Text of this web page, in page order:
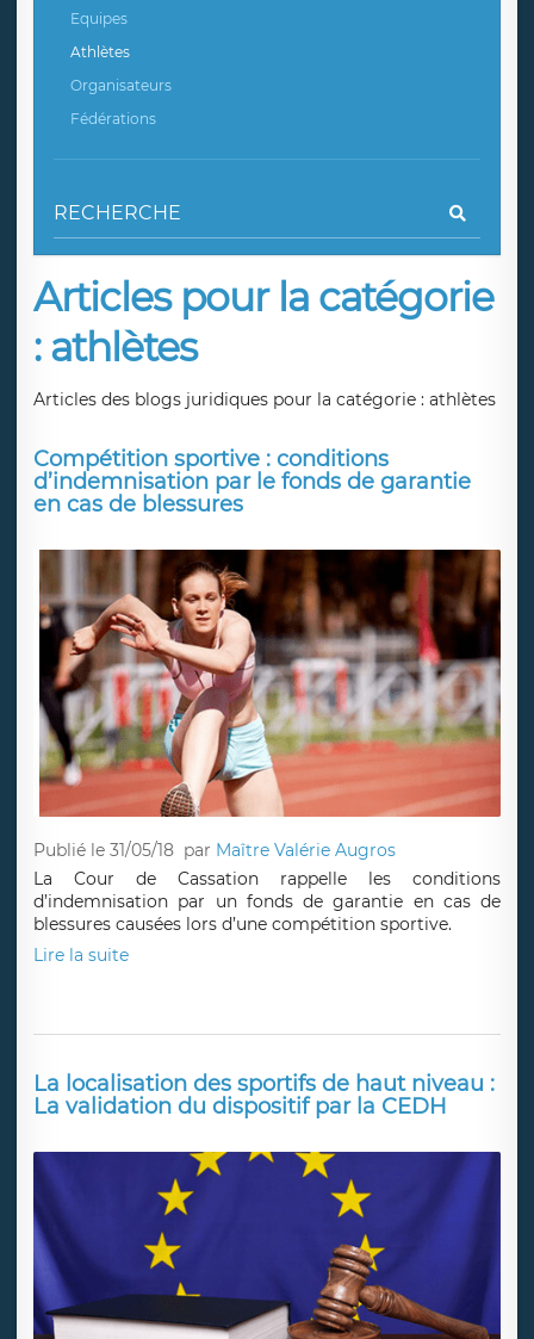
Articles pour la catégorie
: athlètes
Articles des blogs juridiques pour la catégorie : athlètes
Compétition sportive : conditions
d’indemnisation par le fonds de garantie
en cas de blessures
Publié le 31/05/18 par Maître Valérie Augros
La Cour de Cassation rappelle les conditions
d’indemnisation par un fonds de garantie en cas de
blessures causées lors d’une compétition sportive.
Lire la suite
La localisation des sportifs de haut niveau :
La validation du dispositif par la CEDH
Equipes
Athlètes
Organisateurs
Fédérations